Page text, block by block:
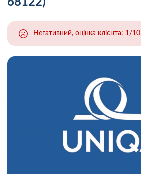
Негативний, оцінка клієнта: 1/10